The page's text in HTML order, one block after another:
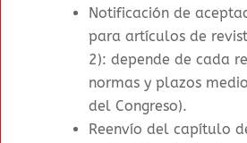
Notificación de
para artículos de
2): depende de cada
normas y plazos
del Congreso).
Reenvío del capítulo